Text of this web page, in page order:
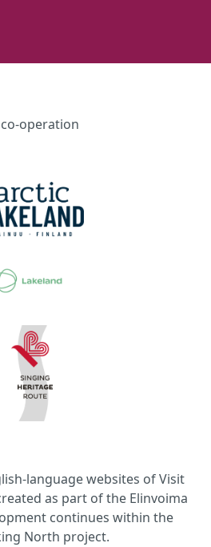
operation
language websites of Visit
as part of the Elinvoima
continues within the
North project.